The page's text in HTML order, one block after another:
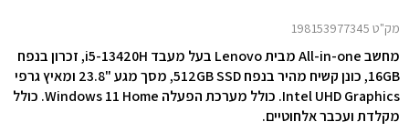
מק"ט 198153977345
מחשב All-in-one מבית Lenovo בעל מעבד i5-13420H, זכרון בנפח
16GB, כונן קשיח מהיר בנפח 512GB SSD, מסך מגע "23.8 ומאיץ גרפי
Intel UHD Graphics
. כולל מערכת הפעלה Windows 11 Home. כולל
מקלדת ועכבר אלחוטיים.